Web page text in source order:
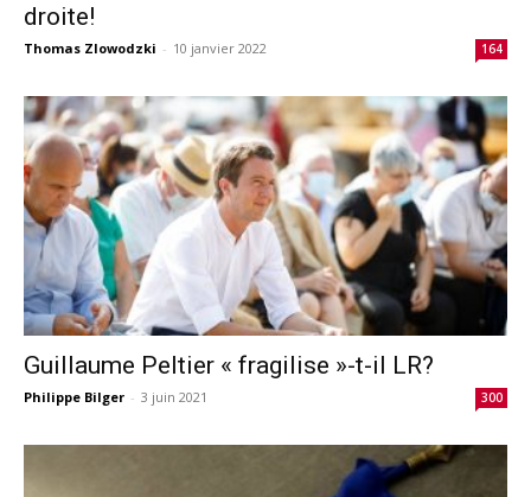
droite!
Thomas Zlowodzki - 10 janvier 2022 164
Guillaume Peltier « fragilise »-t-il LR?
Philippe Bilger - 3 juin 2021 300